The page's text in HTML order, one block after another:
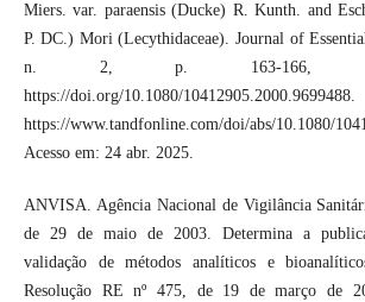
Miers. var. paraensis (Ducke) R. Kunth. and
P. DC.) Mori (Lecythidaceae). Journal of
n. 2, p. 163-166,
https://doi.org/10.1080/
https://www.tandfonline.com/doi/abs/10.1080/
Acesso em: 24 abr. 2025.
ANVISA. Agência Nacional de Vigilância
de 29 de maio de 2003. Determina a
validação de métodos analíticos e
Resolução RE nº 475, de 19 de março de